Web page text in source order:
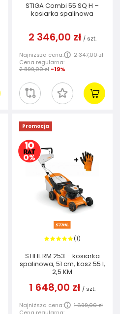
STIGA Combi 55 SQ H –
kosiarka spalinowa
2 346,00 zł / szt.
Najniższa cena:
2 347,00 zł
Cena regularna:
2 899,00 zł -19%
Promocja
(1)
STIHL RM 253 – kosiarka
spalinowa, 51 cm, kosz 55 l,
2,5 KM
1 648,00 zł / szt.
Najniższa cena:
1 699,00 zł